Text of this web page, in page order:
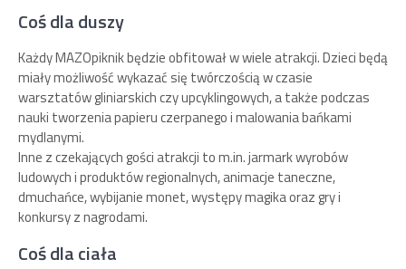
Coś dla duszy
Każdy MAZOpiknik będzie obfitował w wiele atrakcji. Dzieci będą
miały możliwość wykazać się twórczością w czasie
warsztatów gliniarskich czy upcyklingowych, a także podczas
nauki tworzenia papieru czerpanego i malowania bańkami
mydlanymi.
Inne z czekających gości atrakcji to m.in. jarmark wyrobów
ludowych i produktów regionalnych, animacje taneczne,
dmuchańce, wybijanie monet, występy magika oraz gry i
konkursy z nagrodami.
Coś dla ciała